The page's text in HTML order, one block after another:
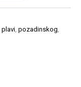
plavi, pozadinskog,